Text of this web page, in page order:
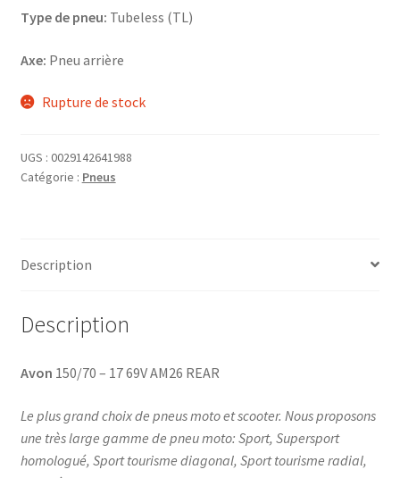
Type de pneu: Tubeless (TL)
Axe: Pneu arrière
Rupture de stock
UGS : 0029142641988
Catégorie : Pneus
Description
Description
Avon 150/70 – 17 69V AM26 REAR
Le plus grand choix de pneus moto et scooter. Nous proposons
une très large gamme de pneu moto: Sport, Supersport
homologué, Sport tourisme diagonal, Sport tourisme radial,